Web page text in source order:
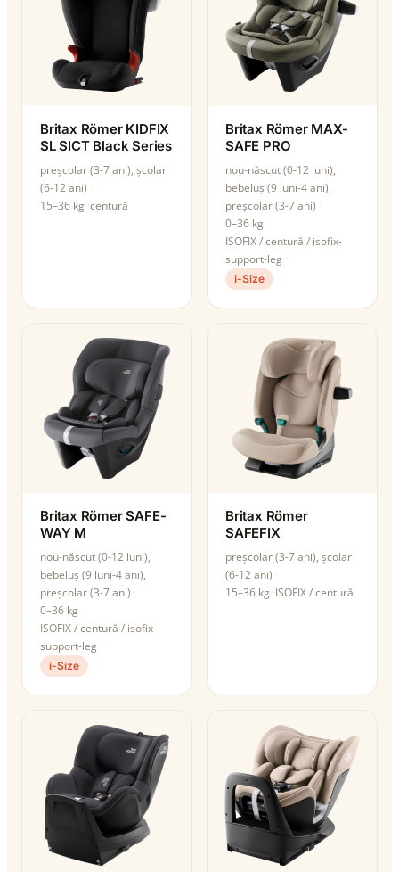
Britax Römer KIDFIX
SL SICT Black Series
preșcolar (3-7 ani), școlar
(6-12 ani)
15–36 kg centură
Britax Römer MAX-
SAFE PRO
nou-născut (0-12 luni),
bebeluș (9 luni-4 ani),
preșcolar (3-7 ani)
0–36 kg
ISOFIX / centură / isofix-
support-leg
i-Size
Britax Römer SAFE-
WAY M
nou-născut (0-12 luni),
bebeluș (9 luni-4 ani),
preșcolar (3-7 ani)
0–36 kg
ISOFIX / centură / isofix-
support-leg
i-Size
Britax Römer
SAFEFIX
preșcolar (3-7 ani), școlar
(6-12 ani)
15–36 kg ISOFIX / centură